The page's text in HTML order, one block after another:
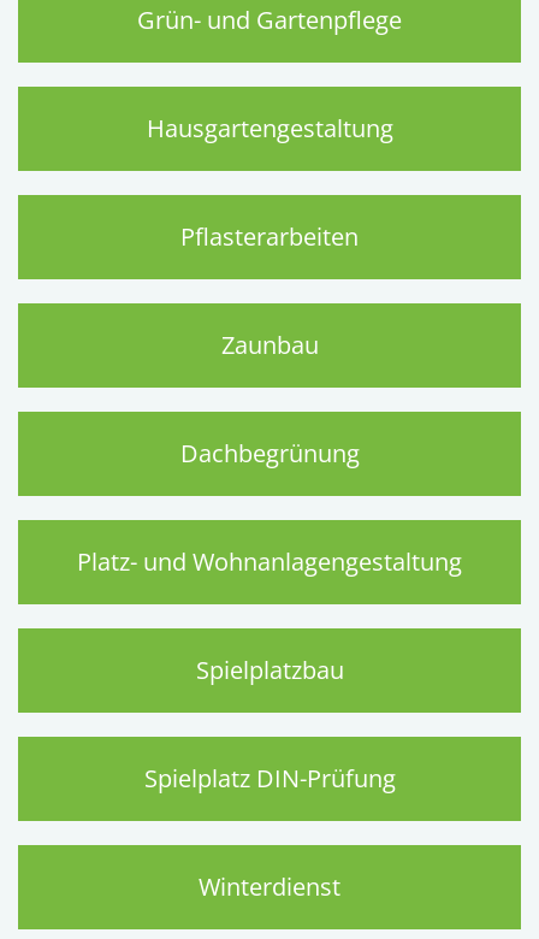
Grün- und Gartenpflege
Hausgartengestaltung
Pflasterarbeiten
Zaunbau
Dachbegrünung
Platz- und Wohnanlagengestaltung
Spielplatzbau
Spielplatz DIN-Prüfung
Winterdienst